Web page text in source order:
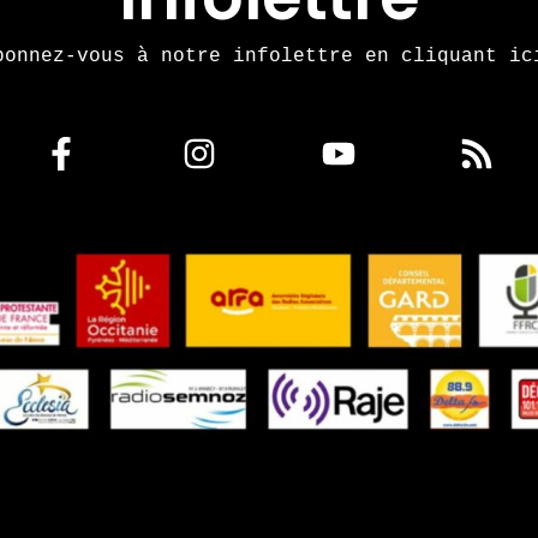
vous à notre infolettre en cliquant